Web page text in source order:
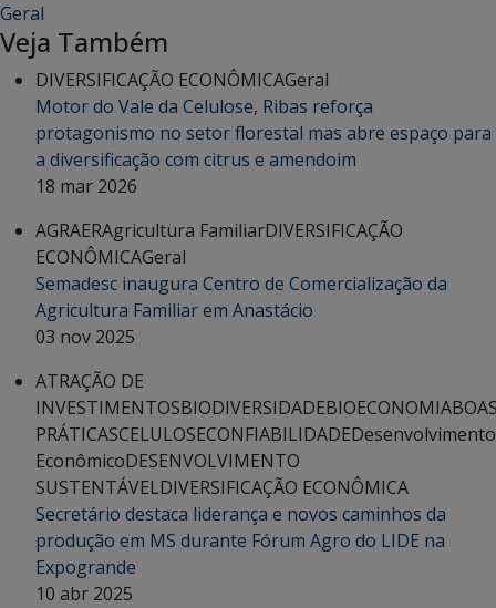
Geral
Veja Também
DIVERSIFICAÇÃO ECONÔMICAGeral
Motor do Vale da Celulose, Ribas reforça
protagonismo no setor florestal mas abre espaço para
a diversificação com citrus e amendoim
18 mar 2026
AGRAERAgricultura FamiliarDIVERSIFICAÇÃO
ECONÔMICAGeral
Semadesc inaugura Centro de Comercialização da
Agricultura Familiar em Anastácio
03 nov 2025
ATRAÇÃO DE
INVESTIMENTOSBIODIVERSIDADEBIOECONOMIA
PRÁTICASCELULOSECONFIABILIDADEDesenvolvimento
EconômicoDESENVOLVIMENTO
SUSTENTÁVELDIVERSIFICAÇÃO ECONÔMICA
Secretário destaca liderança e novos caminhos da
produção em MS durante Fórum Agro do LIDE na
Expogrande
10 abr 2025